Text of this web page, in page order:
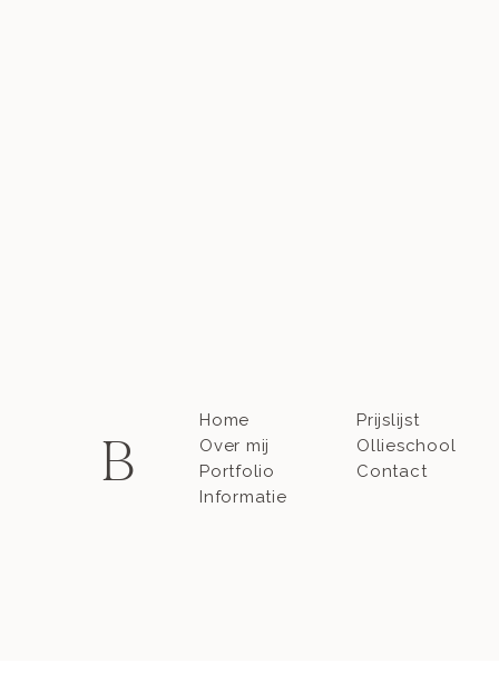
Home
Over mij
Portfolio
Informatie
Prijslijst
Ollieschool
Contact
B